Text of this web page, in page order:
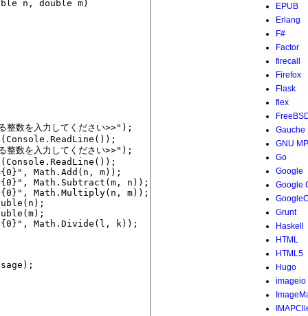
EPUB
Erlang
F#
Factor
firecall
Firefox
Flask
flex
Gauche
GNU
Go
Google
Google
Grunt
Haskell
HTML
HTML5
Hugo
imageio